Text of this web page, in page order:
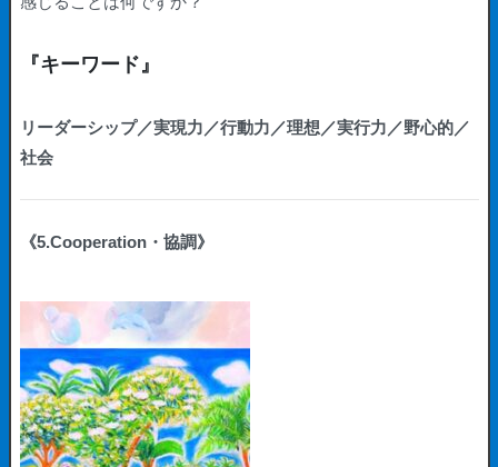
『キーワード』
リーダーシップ／実現力／行動力／理想／実行力／野心的／
社会
《5.Cooperation・協調》